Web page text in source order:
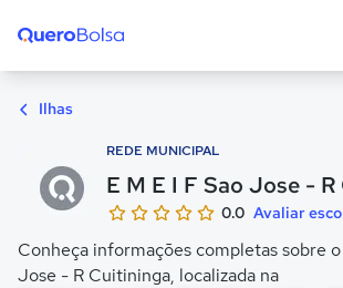
Ilhas
REDE MUNICIPAL
E M E I F Sao Jose -
0.0 Avaliar
Conheça informações completas sobre o
Jose - R Cuitininga, localizada na